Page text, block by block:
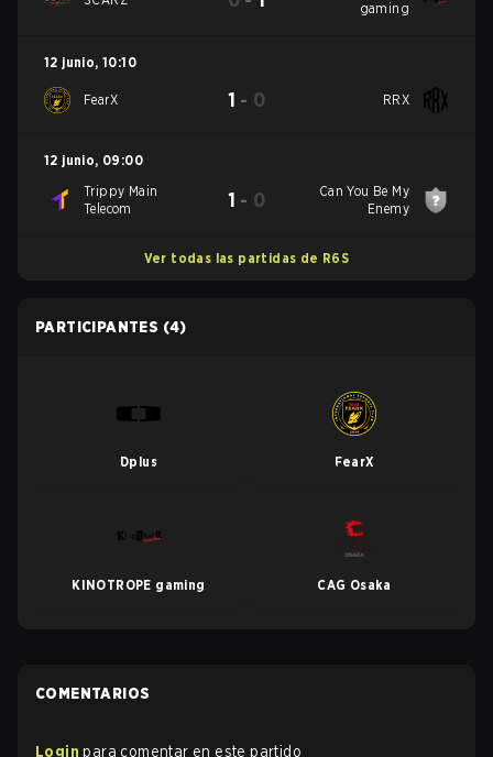
gaming
12 junio, 10:10
FearX 1 - 0 RRX
12 junio, 09:00
Trippy Main
Telecom
1 - 0
Can You Be My
Enemy
Ver todas las partidas de R6S
PARTICIPANTES (4)
Dplus FearX
KINOTROPE gaming CAG Osaka
COMENTARIOS
Login para comentar en este partido